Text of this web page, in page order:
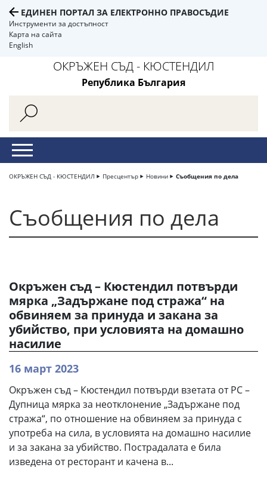
ЕДИНЕН ПОРТАЛ ЗА ЕЛЕКТРОННО ПРАВОСЪДИЕ
Инструменти за достъпност
Карта на сайта
English
ОКРЪЖЕН СЪД - КЮСТЕНДИЛ
Република България
ОКРЪЖЕН СЪД - КЮСТЕНДИЛ Пресцентър Новини Съобщения по дела
Съобщения по дела
Окръжен съд – Кюстендил потвърди
мярка „Задържане под стража“ на
обвиняем за принуда и закана за
убийство, при условията на домашно
насилие
16 март 2023
Окръжен съд – Кюстендил потвърди взетата от РС –
Дупница мярка за неотклонение „Задържане под
стража“, по отношение на обвиняем за принуда с
употреба на сила, в условията на домашно насилие
и за закана за убийство. Пострадалата е била
изведена от ресторант и качена в...